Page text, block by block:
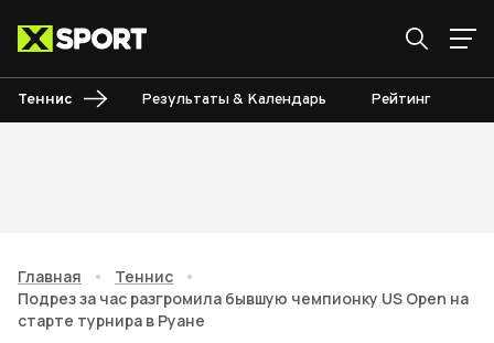
Теннис Результаты & Календарь Рейтинг
Главная • Теннис
•
Подрез за час разгромила бывшую чемпионку US Open на
старте турнира в Руане